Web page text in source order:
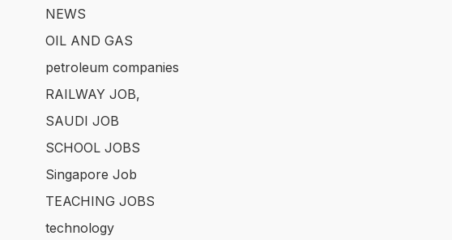
NEWS
OIL AND GAS
petroleum companies
RAILWAY JOB,
SAUDI JOB
SCHOOL JOBS
Singapore Job
TEACHING JOBS
technology